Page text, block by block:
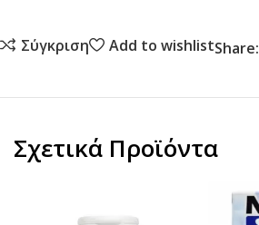
Σύγκριση Add to wishlistShare:
Σχετικά Προϊόντα